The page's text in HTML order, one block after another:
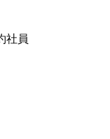
社員